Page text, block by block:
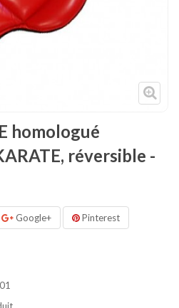
homologué
réversible -
Google+ Pinterest